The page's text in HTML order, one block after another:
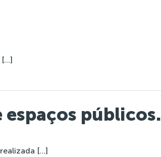
[…]
espaços públicos.
[…]